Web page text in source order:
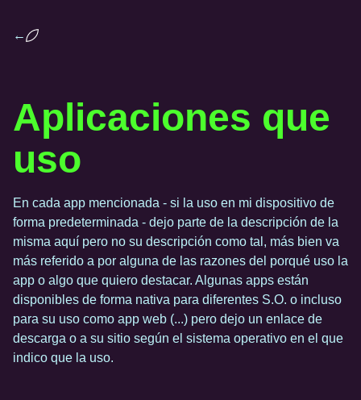
←
Aplicaciones que
uso
En cada app mencionada - si la uso en mi dispositivo de
forma predeterminada - dejo parte de la descripción de la
misma aquí pero no su descripción como tal, más bien va
más referido a por alguna de las razones del porqué uso la
app o algo que quiero destacar. Algunas apps están
disponibles de forma nativa para diferentes S.O. o incluso
para su uso como app web (...) pero dejo un enlace de
descarga o a su sitio según el sistema operativo en el que
indico que la uso.